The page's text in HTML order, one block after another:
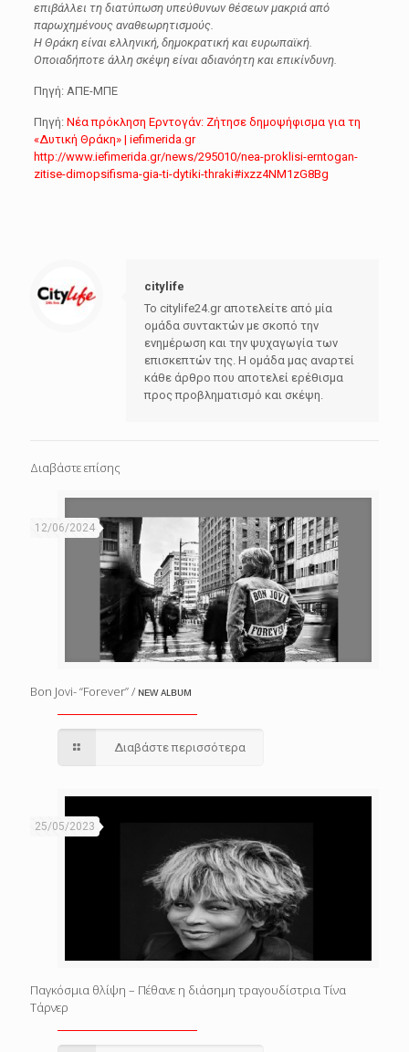
επιβάλλει τη διατύπωση υπεύθυνων θέσεων μακριά από
παρωχημένους αναθεωρητισμούς.
Η Θράκη είναι ελληνική, δημοκρατική και ευρωπαϊκή.
Οποιαδήποτε άλλη σκέψη είναι αδιανόητη και επικίνδυνη.
Πηγή: ΑΠΕ-ΜΠΕ
Πηγή: Νέα πρόκληση Ερντογάν: Ζήτησε δημοψήφισμα για τη
«Δυτική Θράκη» | iefimerida.gr
http://www.iefimerida.gr/news/295010/nea-proklisi-erntogan-
zitise-dimopsifisma-gia-ti-dytiki-thraki#ixzz4NM1zG8Bg
citylife
Το citylife24.gr αποτελείτε από μία
ομάδα συντακτών με σκοπό την
ενημέρωση και την ψυχαγωγία των
επισκεπτών της. Η ομάδα μας αναρτεί
κάθε άρθρο που αποτελεί ερέθισμα
προς προβληματισμό και σκέψη.
Διαβάστε επίσης
12/06/2024
Bon Jovi- “Forever” / ɴᴇᴡ ᴀʟʙᴜᴍ
Διαβάστε περισσότερα
25/05/2023
Παγκόσμια θλίψη – Πέθανε η διάσημη τραγουδίστρια Τίνα
Τάρνερ